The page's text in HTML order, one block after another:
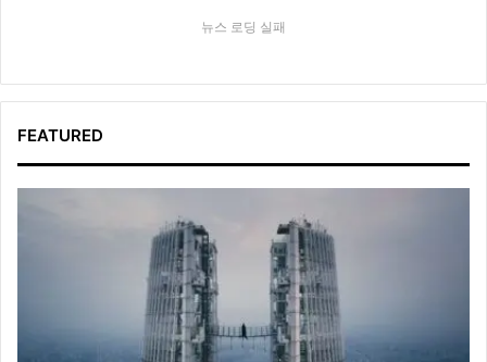
뉴스 로딩 실패
FEATURED